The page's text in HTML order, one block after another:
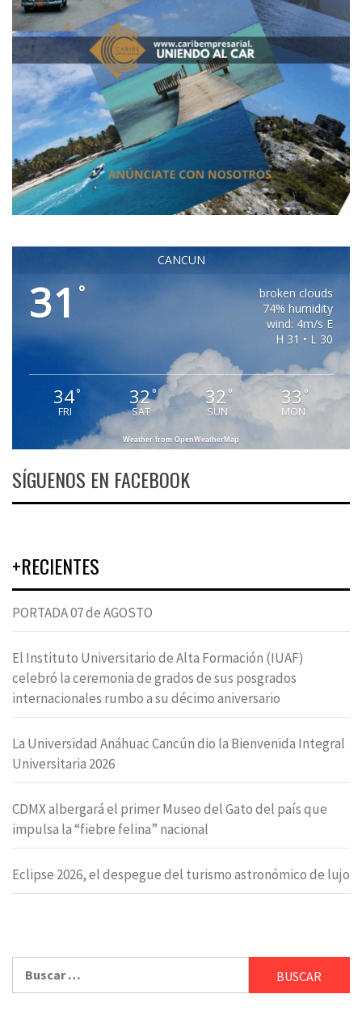
CANCUN
31 °
broken clouds
74% humidity
wind: 4m/s E
H 31 • L 30
34°
FRI
32°
SAT
32 °
SUN
33 °
MON
Weather from OpenWeatherMap
SÍGUENOS EN FACEBOOK
+RECIENTES
PORTADA 07 de AGOSTO
El Instituto Universitario de Alta Formación (IUAF)
celebró la ceremonia de grados de sus posgrados
internacionales rumbo a su décimo aniversario
La Universidad Anáhuac Cancún dio la Bienvenida Integral
Universitaria 2026
CDMX albergará el primer Museo del Gato del país que
impulsa la “fiebre felina” nacional
Eclipse 2026, el despegue del turismo astronómico de lujo